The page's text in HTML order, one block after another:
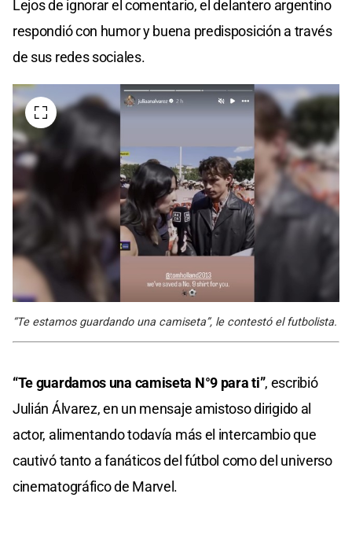
Lejos de ignorar el comentario, el delantero argentino
respondió con humor y buena predisposición a través
de sus redes sociales.
“Te estamos guardando una camiseta”, le contestó el futbolista.
“Te guardamos una camiseta N°9 para ti”, escribió
Julián Álvarez, en un mensaje amistoso dirigido al
actor, alimentando todavía más el intercambio que
cautivó tanto a fanáticos del fútbol como del universo
cinematográfico de Marvel.